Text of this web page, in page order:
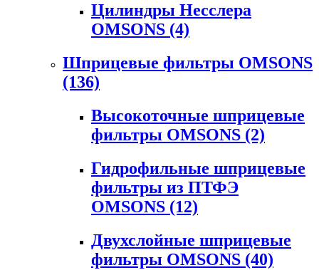
Цилиндры Несслера
OMSONS (4)
Шприцевые фильтры OMSONS
(136)
Высокоточные шприцевые
фильтры OMSONS (2)
Гидрофильные шприцевые
фильтры из ПТФЭ
OMSONS (12)
Двухслойные шприцевые
фильтры OMSONS (40)